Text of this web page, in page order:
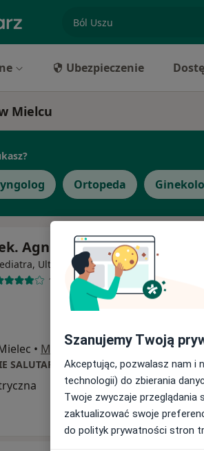
specjalizacja, badanie lub
Ubezpieczenie
Mielcu
Ortopeda
Agnieszka Czepiel
Ultrasonografista
13 opinii
• Mapa
SALUTARI
200 zł
Szanujemy Twoją
Akceptując, pozwalasz nam i
technologii) do zbierania
Twoje zwyczaje przeglądania
zaktualizować swoje
do polityk prywatności stron